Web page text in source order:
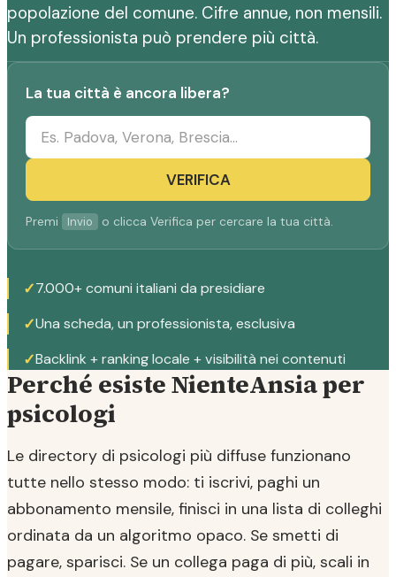
popolazione del comune. Cifre annue, non mensili.
Un professionista può prendere più città.
La tua città è ancora libera?
VERIFICA
Premi Invio o clicca Verifica per cercare la tua città.
✓7.000+ comuni italiani da presidiare
✓Una scheda, un professionista, esclusiva
✓Backlink + ranking locale + visibilità nei contenuti
Perché esiste NienteAnsia per
psicologi
Le directory di psicologi più diffuse funzionano
tutte nello stesso modo: ti iscrivi, paghi un
abbonamento mensile, finisci in una lista di colleghi
ordinata da un algoritmo opaco. Se smetti di
pagare, sparisci. Se un collega paga di più, scali in